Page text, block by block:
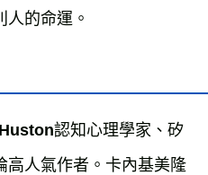
的命運。
認知心理學家、矽
高人氣作者。卡內基美隆